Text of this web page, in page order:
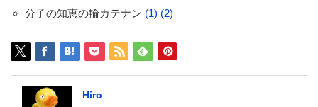
分子の知恵の輪カテナン (1) (2)
Hiro